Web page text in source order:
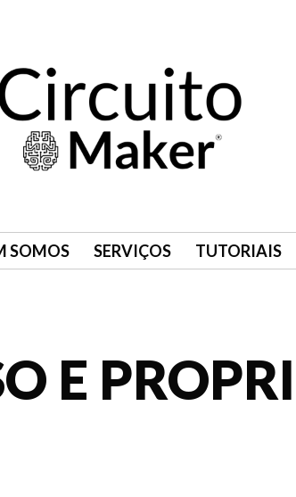
SOMOS SERVIÇOS TUTORIAIS
E